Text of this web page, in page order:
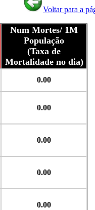
Voltar para a
Num Mortes/ 1M
População
(Taxa de
Mortalidade no dia)
0.00
0.00
0.00
0.00
0.00